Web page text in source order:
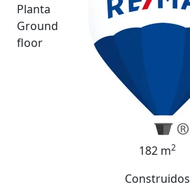
Planta
Ground
floor
182 m2
Construidos